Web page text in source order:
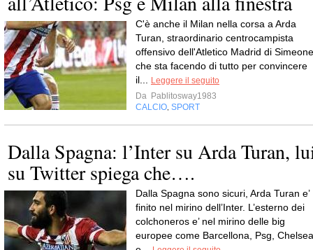
C'è anche il Milan nella corsa a Arda
Turan, straordinario centrocampista
offensivo dell'Atletico Madrid di
che sta facendo di tutto per convincere
il...
Leggere il seguito
Da Pablitosway1983
CALCIO SPORT
Dalla Spagna: l’Inter su Arda Turan,
su Twitter spiega che….
Dalla Spagna sono sicuri, Arda Turan e’
finito nel mirino dell’Inter. L’esterno dei
colchoneros e’ nel mirino delle big
europee come Barcellona, Psg, Chelsea